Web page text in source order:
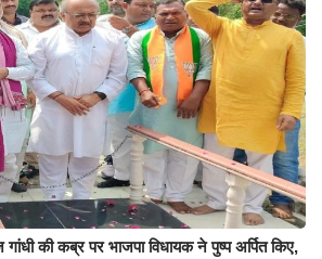
गांधी की कब्र पर भाजपा विधायक ने पुष्प अर्पित किए,